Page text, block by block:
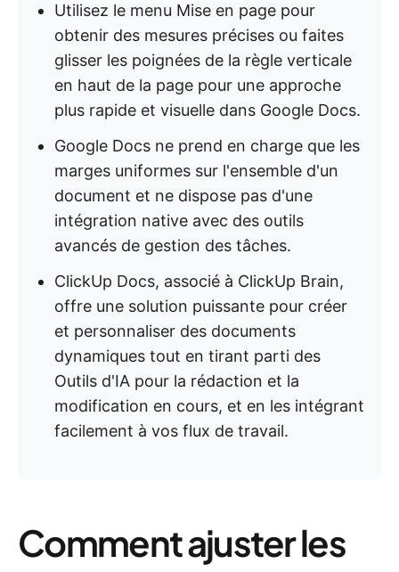
Utilisez le menu Mise en page pour
obtenir des mesures précises ou faites
glisser les poignées de la règle verticale
en haut de la page pour une approche
plus rapide et visuelle dans Google Docs.
Google Docs ne prend en charge que les
marges uniformes sur l'ensemble d'un
document et ne dispose pas d'une
intégration native avec des outils
avancés de gestion des tâches.
ClickUp Docs, associé à ClickUp Brain,
offre une solution puissante pour créer
et personnaliser des documents
dynamiques tout en tirant parti des
Outils d'IA pour la rédaction et la
modification en cours, et en les intégrant
facilement à vos flux de travail.
Comment ajuster les